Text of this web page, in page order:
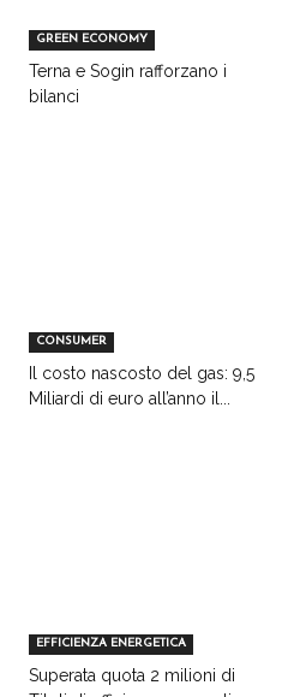
GREEN ECONOMY
Terna e Sogin rafforzano i
bilanci
CONSUMER
Il costo nascosto del gas: 9,5
Miliardi di euro all’anno il...
EFFICIENZA ENERGETICA
Superata quota 2 milioni di